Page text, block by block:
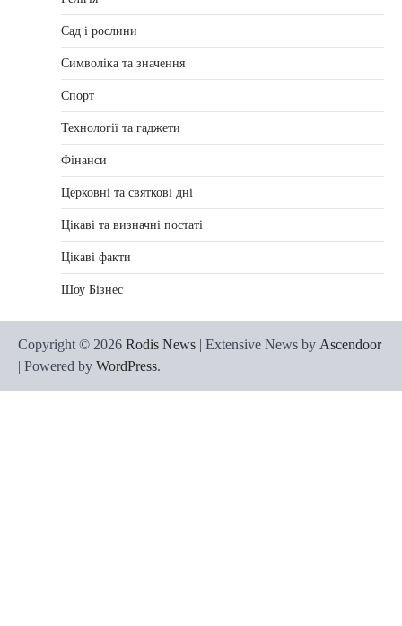
Сад і рослини
Символіка та значення
Спорт
Технології та гаджети
Фінанси
Церковні та святкові дні
Цікаві та визначні постаті
Цікаві факти
Шоу Бізнес
Copyright © 2026 Rodis News | Extensive News by Ascendoor
| Powered by WordPress.